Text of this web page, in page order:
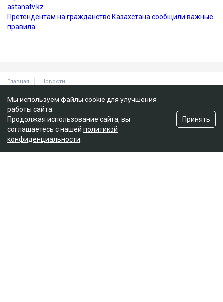
Мы используем файлы cookie для улучшения
работы сайта.
Продолжая использование сайта, вы
соглашаетесь с нашей политикой
конфиденциальности
Принять